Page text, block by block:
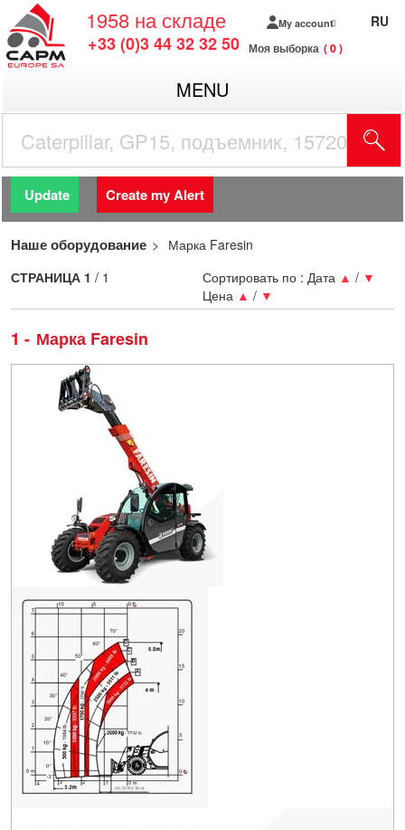
1958 на складе
+33 (0)3 44 32 32 50
My account
Моя выборка 0
RU
MENU
Update Create my Alert
Наше оборудование Марка Faresin
1 Марка Faresin
Сортировать по : Дата ▲ / ▼
Цена ▲ / ▼
СТРАНИЦА 1 / 1